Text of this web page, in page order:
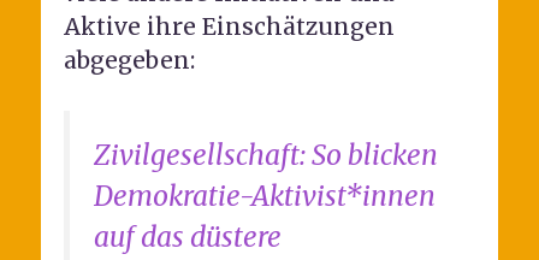
Aktive ihre Einschätzungen
abgegeben:
Zivilgesellschaft: So blicken
Demokratie-Aktivist*innen
auf das düstere